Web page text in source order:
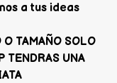
a tus ideas
TAMAÑO SOLO
TENDRAS UNA